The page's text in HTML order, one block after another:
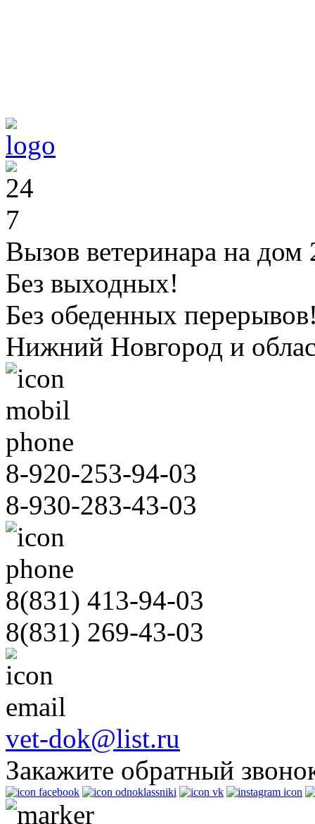
Вызов ветеринара на дом
Без выходных!
Без обеденных
Нижний Новгород и
8-920-253-94-03
8-930-283-43-03
8(831) 413-94-03
8(831) 269-43-03
vet-dok@list.ru
Закажите обратный